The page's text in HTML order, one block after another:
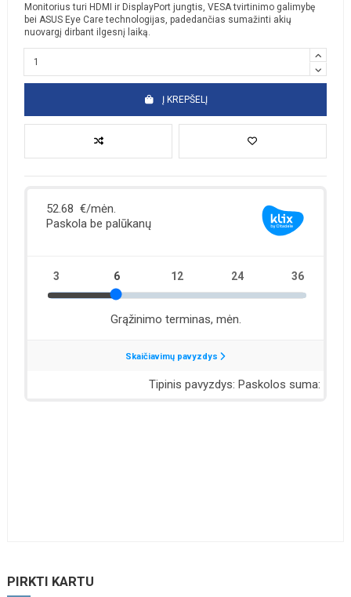
Monitorius turi HDMI ir DisplayPort jungtis, VESA tvirtinimo galimybę
bei ASUS Eye Care technologijas, padedančias sumažinti akių
nuovargį dirbant ilgesnį laiką.
Į KREPŠELĮ
PIRKTI KARTU